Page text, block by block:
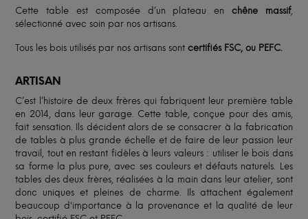
Cette table est composée d’un plateau en chêne massif,
sélectionné avec soin par nos artisans.
Tous les bois utilisés par nos artisans sontcertifiés FSC, ou PEFC.
ARTISAN
C’est l’histoire de deux frères qui fabriquent leur première table
en 2014, dans leur garage. Cette table, conçue pour des amis,
fait sensation. Ils décident alors de se consacrer à la fabrication
de tables à plus grande échelle et de faire de leur passion leur
travail, tout en restant fidèles à leurs valeurs : utiliser le bois dans
sa forme la plus pure, avec ses couleurs et défauts naturels. Les
tables des deux frères, réalisées à la main dans leur atelier, sont
donc uniques et pleines de charme. Ils attachent également
beaucoup d'importance à la provenance et la qualité de leur